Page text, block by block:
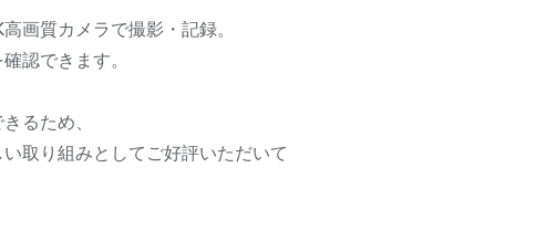
画質カメラで撮影・記録。
認できます。
るため、
取り組みとしてご好評いただいて